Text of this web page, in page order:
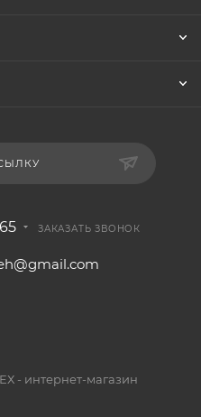
ЗАКАЗАТЬ ЗВОНОК
- интернет-магазин